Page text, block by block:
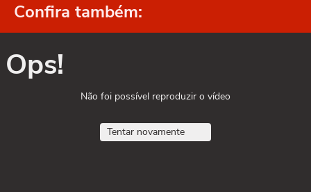
Confira também:
Ops!
Não foi possível reproduzir o vídeo
Tentar novamente